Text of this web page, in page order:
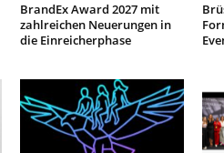
BrandEx Award 2027 mit
zahlreichen Neuerungen in
die Einreicherphase